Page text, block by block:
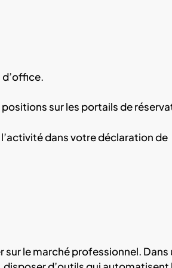
sur les portails de
dans votre déclaration de
sur le marché professionnel. Dans